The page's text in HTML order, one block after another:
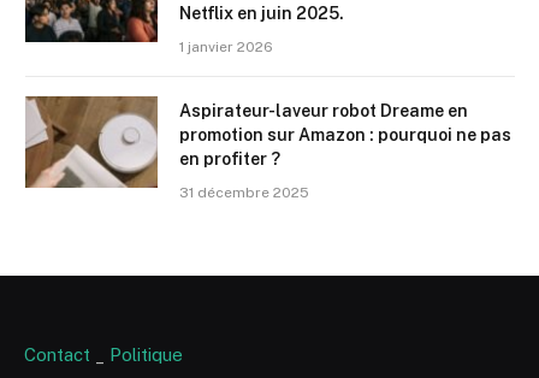
Netflix en juin 2025.
1 janvier 2026
Aspirateur-laveur robot Dreame en
promotion sur Amazon : pourquoi ne pas
en profiter ?
31 décembre 2025
Contact Politique